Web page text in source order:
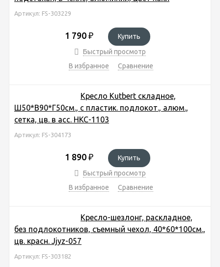
Артикул: FS-303229
1 790 ₽
Купить
Быстрый просмотр
В избранное
Сравнение
Кресло Kutbert складное,
Ш50*В90*Г50см., с пластик. подлокот., алюм.,
сетка, цв. в асс. HKC-1103
Артикул: FS-304173
1 890 ₽
Купить
Быстрый просмотр
В избранное
Сравнение
Кресло-шезлонг, раскладное,
без подлокотников, съемный чехол, 40*60*100см.,
цв. красн. Jjyz-057
Артикул: FS-303182